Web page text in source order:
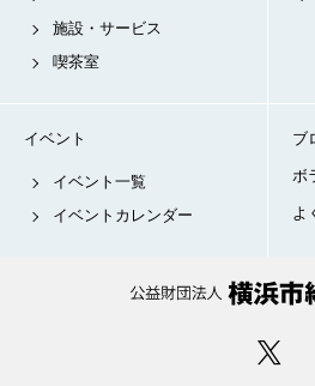
施設・サービス
喫茶室
イベント
イベント一覧
イベントカレンダー
ブ
ボ
よ